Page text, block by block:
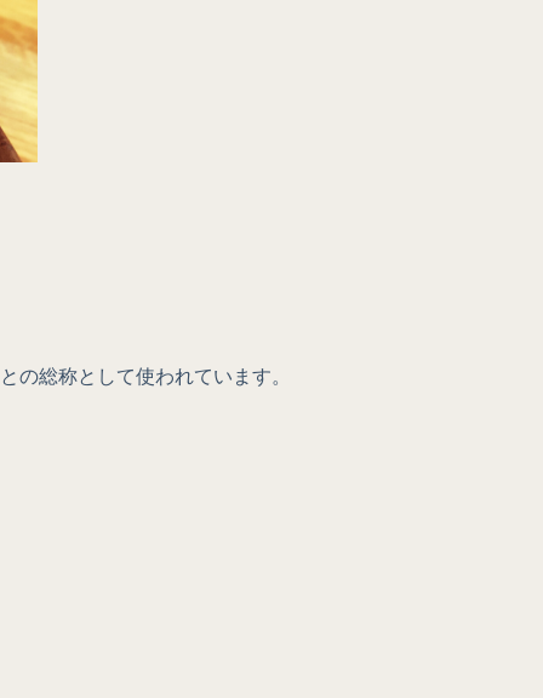
の総称として使われています。